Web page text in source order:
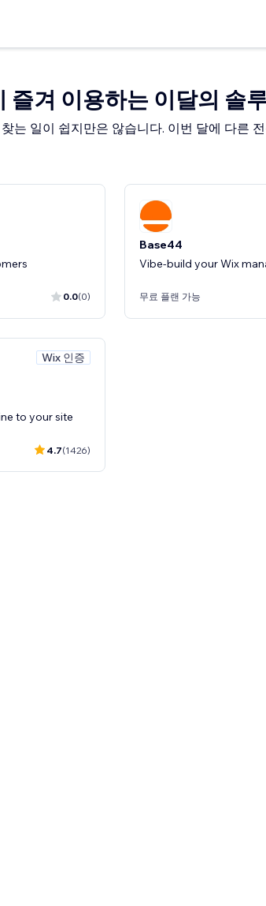
즐겨 이용하는 이달의 솔
는 일이 쉽지만은 않습니다. 이번 달에 다른
0.0(0)
Base44
Vibe-build your Wix
무료 플랜 가능
Wix 인증
to your site
4.7(1426)